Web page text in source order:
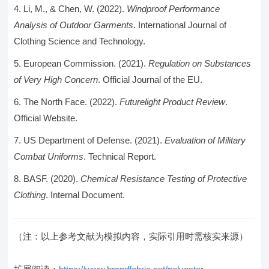
Li, M., & Chen, W. (2022). Windproof Performance
Analysis of Outdoor Garments. International Journal of
Clothing Science and Technology.
European Commission. (2021).Regulation on Substances
of Very High Concern. Official Journal of the EU.
The North Face. (2022).Futurelight Product Review.
Official Website.
US Department of Defense. (2021).Evaluation of Military
Combat Uniforms. Technical Report.
BASF. (2020).Chemical Resistance Testing of Protective
Clothing. Internal Document.
（注：以上参考文献为模拟内容，实际引用时需核实来源）